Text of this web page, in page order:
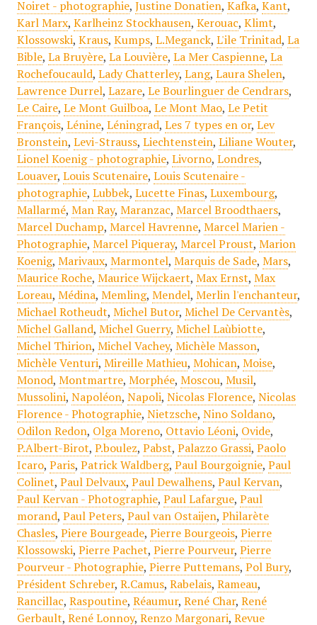
Noiret - photographie, Justine Donatien, Kafka, Kant,
Karl Marx, Karlheinz Stockhausen, Kerouac, Klimt,
Klossowski, Kraus, Kumps, L.Meganck, L'ile Trinitad, La
Bible, La Bruyère, La Louvière, La Mer Caspienne, La
Rochefoucauld, Lady Chatterley, Lang, Laura Shelen,
Lawrence Durrel, Lazare, Le Bourlinguer de Cendrars,
Le Caire, Le Mont Guilboa, Le Mont Mao, Le Petit
François, Lénine, Léningrad, Les 7 types en or, Lev
Bronstein, Levi-Strauss, Liechtenstein, Liliane Wouter,
Lionel Koenig - photographie, Livorno, Londres,
Louaver, Louis Scutenaire, Louis Scutenaire -
photographie, Lubbek, Lucette Finas, Luxembourg,
Mallarmé, Man Ray, Maranzac, Marcel Broodthaers,
Marcel Duchamp, Marcel Havrenne, Marcel Marien -
Photographie, Marcel Piqueray, Marcel Proust, Marion
Koenig, Marivaux, Marmontel, Marquis de Sade, Mars,
Maurice Roche, Maurice Wijckaert, Max Ernst, Max
Loreau, Médina, Memling, Mendel, Merlin l'enchanteur,
Michael Rotheudt, Michel Butor, Michel De Cervantès,
Michel Galland, Michel Guerry, Michel Laùbiotte,
Michel Thirion, Michel Vachey, Michèle Masson,
Michèle Venturi, Mireille Mathieu, Mohican, Moise,
Monod, Montmartre, Morphée, Moscou, Musil,
Mussolini, Napoléon, Napoli, Nicolas Florence, Nicolas
Florence - Photographie, Nietzsche, Nino Soldano,
Odilon Redon, Olga Moreno, Ottavio Léoni, Ovide,
P.Albert-Birot, P.boulez, Pabst, Palazzo Grassi, Paolo
Icaro, Paris, Patrick Waldberg, Paul Bourgoignie, Paul
Colinet, Paul Delvaux, Paul Dewalhens, Paul Kervan,
Paul Kervan - Photographie, Paul Lafargue, Paul
morand, Paul Peters, Paul van Ostaijen, Philarète
Chasles, Piere Bourgeade, Pierre Bourgeois, Pierre
Klossowski, Pierre Pachet, Pierre Pourveur, Pierre
Pourveur - Photographie, Pierre Puttemans, Pol Bury,
Président Schreber, R.Camus, Rabelais, Rameau,
Rancillac, Raspoutine, Réaumur, René Char, René
Gerbault, René Lonnoy, Renzo Margonari, Revue